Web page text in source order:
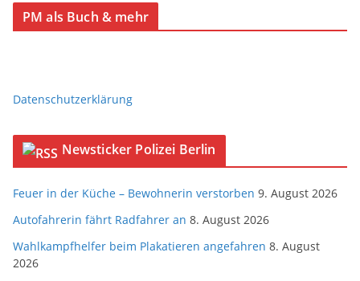
PM als Buch & mehr
Datenschutzerklärung
Newsticker Polizei Berlin
Feuer in der Küche – Bewohnerin verstorben 9. August 2026
Autofahrerin fährt Radfahrer an 8. August 2026
Wahlkampfhelfer beim Plakatieren angefahren 8. August
2026